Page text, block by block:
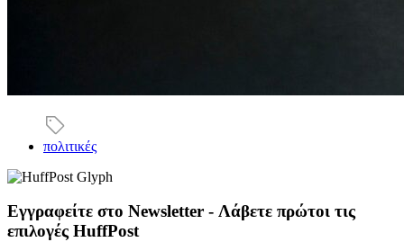
πολιτικές
Εγγραφείτε στο Newsletter - Λάβετε πρώτοι τις
επιλογές HuffPost